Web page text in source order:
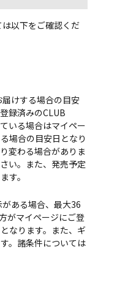
以下をご確認くだ
けする場合の目安
録済みのCLUB
いる場合はマイペー
場合の目安日となり
変わる場合がありま
い。また、発売予定
す。
ある場合、最大36
がマイページにご登
なります。また、ギ
。諸条件については